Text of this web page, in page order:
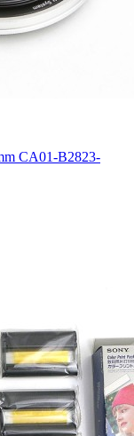
CA01-B2823-